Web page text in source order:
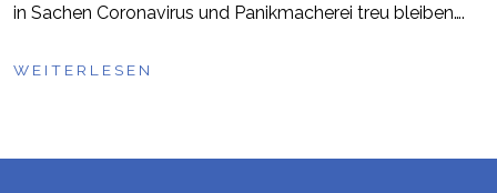
in Sachen Coronavirus und Panikmacherei treu bleiben….
WEITERLESEN